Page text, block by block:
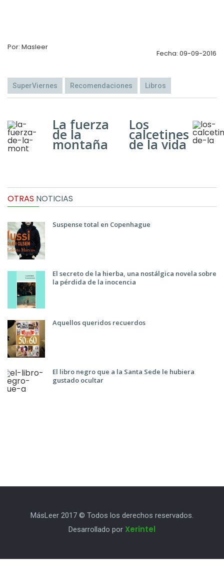
Por: Masleer
Fecha: 09-09-2016
SuperViernes Recomendaciones Libros
La fuerza
de la
montaña
Los
calcetines
de la vida
OTRAS NOTICIAS
Suspense total en Copenhague
El secreto de la hierba, una nostálgica novela sobre
la pérdida de la inocencia
Aquellos queridos recuerdos
El libro negro que a la Santa Sede le hubiera
gustado ocultar
MásLeer 2017 © Todos los derechos reservados.
Desarrollado por Xerintel